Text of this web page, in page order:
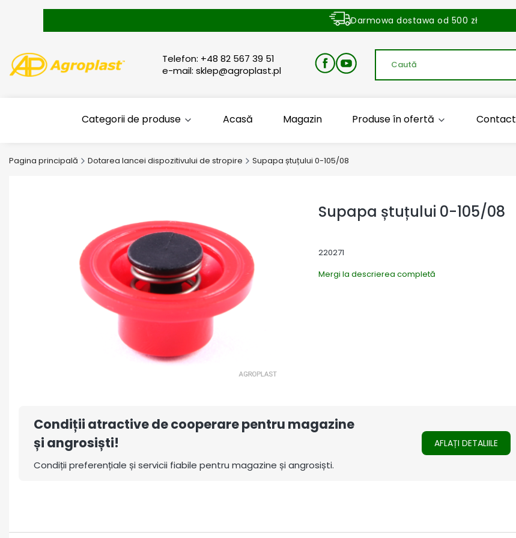
Darmowa dostawa od 500 zł
Telefon: +48 82 567 39 51
e-mail: sklep@agroplast.pl
Categorii de produse Acasă Magazin Produse în ofertă Contact
Pagina principală Dotarea lancei dispozitivului de stropire Supapa ștuțului 0-105/08
Supapa ștuțului 0-105/08
220271
Mergi la descrierea completă
Condiții atractive de cooperare pentru magazine
și angrosiști!
Condiții preferențiale și servicii fiabile pentru magazine și angrosiști.
AFLAȚI DETALIILE